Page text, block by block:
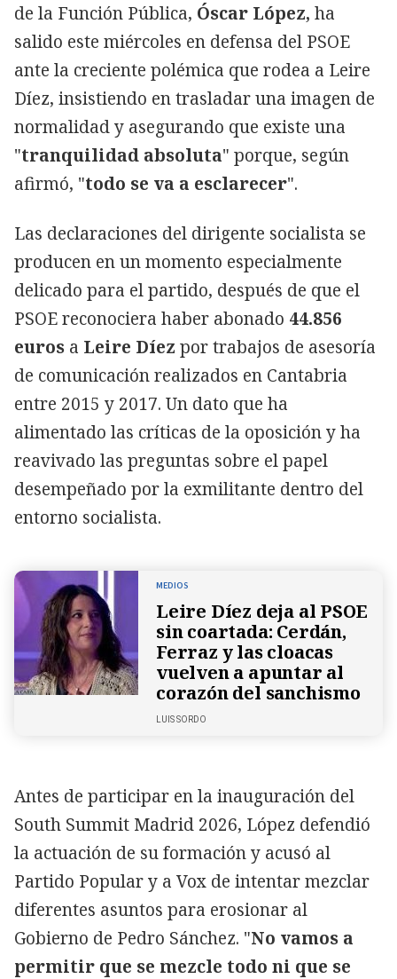
de la Función Pública, Óscar López, ha
salido este miércoles en defensa del PSOE
ante la creciente polémica que rodea a Leire
Díez, insistiendo en trasladar una imagen de
normalidad y asegurando que existe una
"tranquilidad absoluta" porque, según
afirmó, "todo se va a esclarecer".
Las declaraciones del dirigente socialista se
producen en un momento especialmente
delicado para el partido, después de que el
PSOE reconociera haber abonado 44.856
euros a Leire Díez por trabajos de asesoría
de comunicación realizados en Cantabria
entre 2015 y 2017. Un dato que ha
alimentado las críticas de la oposición y ha
reavivado las preguntas sobre el papel
desempeñado por la exmilitante dentro del
entorno socialista.
MEDIOS
Leire Díez deja al PSOE
sin coartada: Cerdán,
Ferraz y las cloacas
vuelven a apuntar al
corazón del sanchismo
LUIS SORDO
Antes de participar en la inauguración del
South Summit Madrid 2026, López defendió
la actuación de su formación y acusó al
Partido Popular y a Vox de intentar mezclar
diferentes asuntos para erosionar al
Gobierno de Pedro Sánchez. "No vamos a
permitir que se mezcle todo ni que se